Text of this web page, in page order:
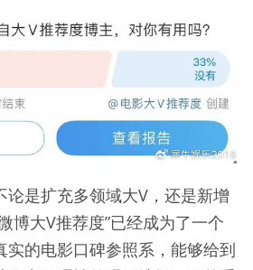
论是扩充多领域大V，还是新增
博大V推荐度”已经成为了一个
实的电影口碑参照系，能够给到